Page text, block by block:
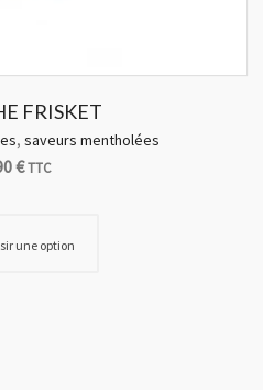
FRISKET
, saveurs mentholées
€TTC
une option